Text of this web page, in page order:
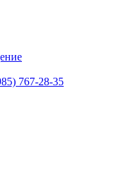
767-28-35